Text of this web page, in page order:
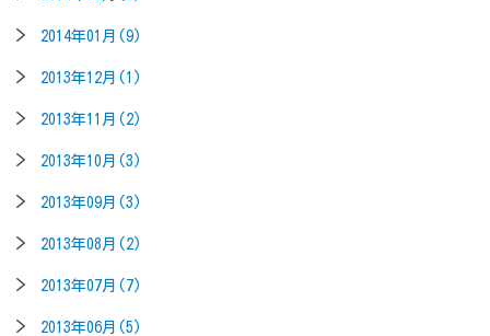
2014年01月(9)
2013年12月(1)
2013年11月(2)
2013年10月(3)
2013年09月(3)
2013年08月(2)
2013年07月(7)
2013年06月(5)